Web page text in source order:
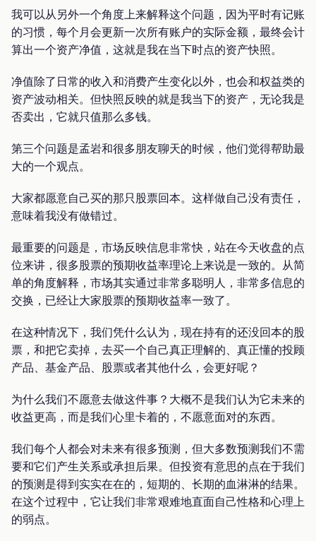
我可以从另外一个角度上来解释这个问题，因为平时有记账
的习惯，每个月会更新一次所有账户的实际金额，最终会计
算出一个资产净值，这就是我在当下时点的资产快照。
净值除了日常的收入和消费产生变化以外，也会和权益类的
资产波动相关。但快照反映的就是我当下的资产，无论我是
否卖出，它就只值那么多钱。
第三个问题是孟岩和很多朋友聊天的时候，他们觉得帮助最
大的一个观点。
大家都愿意自己买的那只股票回本。这样做自己没有责任，
意味着我没有做错过。
最重要的问题是，市场反映信息非常快，站在今天收盘的点
位来讲，很多股票的预期收益率理论上来说是一致的。从简
单的角度解释，市场其实通过非常多聪明人，非常多信息的
交换，已经让大家股票的预期收益率一致了。
在这种情况下，我们凭什么认为，现在持有的还没回本的股
票，和把它卖掉，去买一个自己真正理解的、真正懂的投顾
产品、基金产品、股票或者其他什么，会更好呢？
为什么我们不愿意去做这件事？大概不是我们认为它未来的
收益更高，而是我们心里卡着的，不愿意面对的东西。
我们每个人都会对未来有很多预测，但大多数预测我们不需
要和它们产生关系或承担后果。但投资有意思的点在于我们
的预测是得到实实在在的，短期的、长期的血淋淋的结果。
在这个过程中，它让我们非常艰难地直面自己性格和心理上
的弱点。